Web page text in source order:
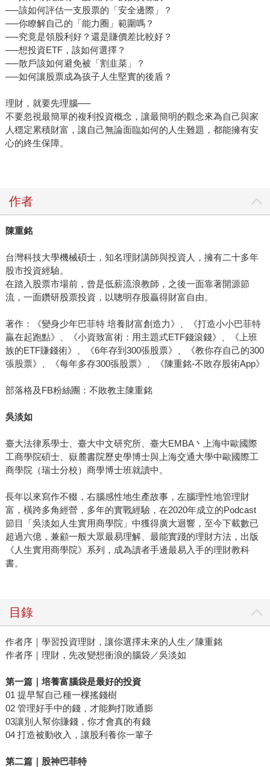
──該如何評估一支股票的「安全邊際」？
──你瞭解自己的「能力圈」範圍嗎？
──究竟是領股利好？還是賺價差比較好？
──想投資ETF，該如何選擇？
──散戶該如何避免被「割韭菜」？
──如何讓股票成為孩子人生堅實的後盾？
理財，就要先理腦──
不要忽視最簡單的複利投資概念，讓最簡明的觀念來為自己與家
人穩定累積財富，讓自己無論面臨如何的人生難題，都能擁有安
心的終生保障。
作者
陳重銘
台灣科技大學機械碩士，知名理財講師與投資人，擁有二十多年
股市投資經驗。
在踏入股票市場前，曾是低薪流浪教師，之後一面靠著開源節
流，一面鑽研股票投資，以聰明存股贏得財富自由。
著作：《變身少年巴菲特 培養財富創造力》、《打造小小巴菲特
贏在起跑點》、《小資致富術：用主題式ETF錢滾錢》、《上班
族的ETF賺錢術》、《6年存到300張股票》、《教你存自己的300
張股票》、《每年多存300張股票》、《陳重銘-不敗存股術App》
部落格及FB粉絲團：不敗教主陳重銘
吳淡如
臺大法律系學士、臺大中文研究所、臺大EMBA丶上海中歐國際
工商學院碩士、嶽麓書院歷史學博士與上海交通大學中歐國際工
商學院（瑞士分校）商學博士班就讀中。
長年以來寫作不輟，右腦感性地生產故事，左腦理性地管理財
富，橫跨多角經營，多年的實戰經驗，在2020年成立的Podcast
節目「吳淡如人生實用商學院」中獲得廣大迴響，至今下載數已
超過六億，兼顧一般大眾最易理解、最能實踐的理財方法，出版
《人生實用商學院》系列，成為讀者手邊最易入手的理財教科
書。
目錄
作者序｜學習投資理財，讓你選擇未來的人生／陳重銘
作者序｜理財，先改變想衝浪的腦袋／吳淡如
第一篇｜培養富腦袋是最好的投資
01 提早幫自己種一棵搖錢樹
02 管理好手中的錢，才能夠打敗通膨
03讓別人幫你賺錢，你才會真的有錢
04 打造被動收入，讓股利養你一輩子
第二篇｜股神巴菲特